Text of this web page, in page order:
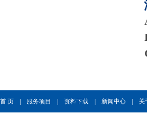
首 页 服务项目 资料下载 新闻中心 关